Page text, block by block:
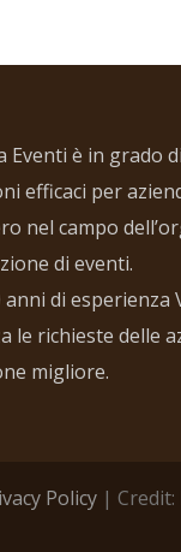
Eventi è in grado
efficaci per
nel campo
di eventi.
anni di esperienza
le richieste delle
migliore.
Policy | Credit: